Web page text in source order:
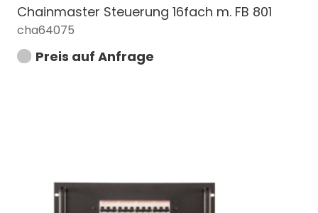
Chainmaster Steuerung 16fach m. FB 801
cha64075
Preis auf Anfrage